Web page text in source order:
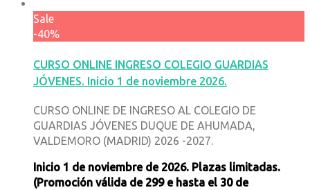
Sale
-40%
CURSO ONLINE INGRESO COLEGIO GUARDIAS
JÓVENES. Inicio 1 de noviembre 2026.
CURSO ONLINE DE INGRESO AL COLEGIO DE
GUARDIAS JÓVENES DUQUE DE AHUMADA,
VALDEMORO (MADRID) 2026 -2027.
Inicio 1 de noviembre de 2026. Plazas limitadas.
(Promoción válida de 299 e hasta el 30 de